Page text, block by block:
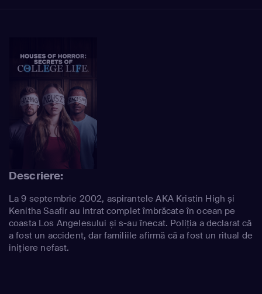
Descriere:
La 9 septembrie 2002, aspirantele AKA Kristin High și
Kenitha Saafir au intrat complet îmbrăcate în ocean pe
coasta Los Angelesului și s-au înecat. Poliția a declarat că
a fost un accident, dar familiile afirmă că a fost un ritual de
inițiere nefast.